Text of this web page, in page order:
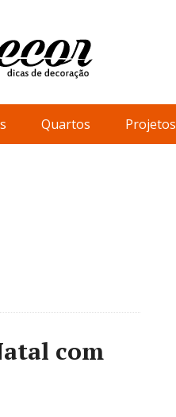
Quartos Projetos
com